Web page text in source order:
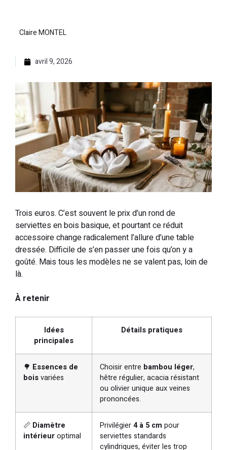
Claire MONTEL
avril 9, 2026
Trois euros. C’est souvent le prix d’un rond de
serviettes en bois basique, et pourtant ce réduit
accessoire change radicalement l’allure d’une table
dressée. Difficile de s’en passer une fois qu’on y a
goûté. Mais tous les modèles ne se valent pas, loin de
là.
À retenir
Idées
principales
Détails pratiques
🌳 Essences de
boisvariées
Choisir entre bambou léger,
hêtre régulier, acacia résistant
ou olivier unique aux veines
prononcées.
📏 Diamètre
intérieuroptimal
Privilégier4 à 5 cm pour
serviettes standards
cylindriques, éviter les trop